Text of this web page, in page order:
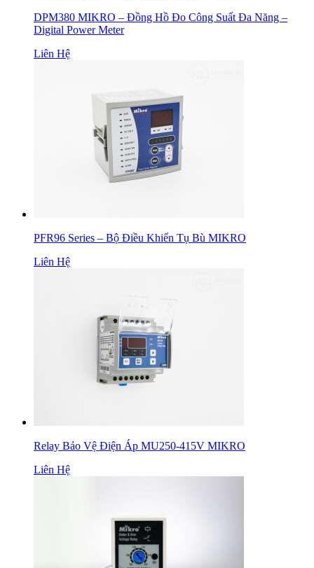
DPM380 MIKRO – Đồng Hồ Đo Công Suất Đa Năng –
Digital Power Meter
Liên Hệ
PFR96 Series – Bộ Điều Khiển Tụ Bù MIKRO
Liên Hệ
Relay Bảo Vệ Điện Áp MU250-415V MIKRO
Liên Hệ